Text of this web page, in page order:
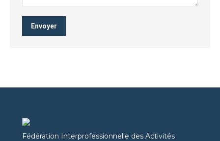
Envoyer
Fédération Interprofessionnelle des Activités